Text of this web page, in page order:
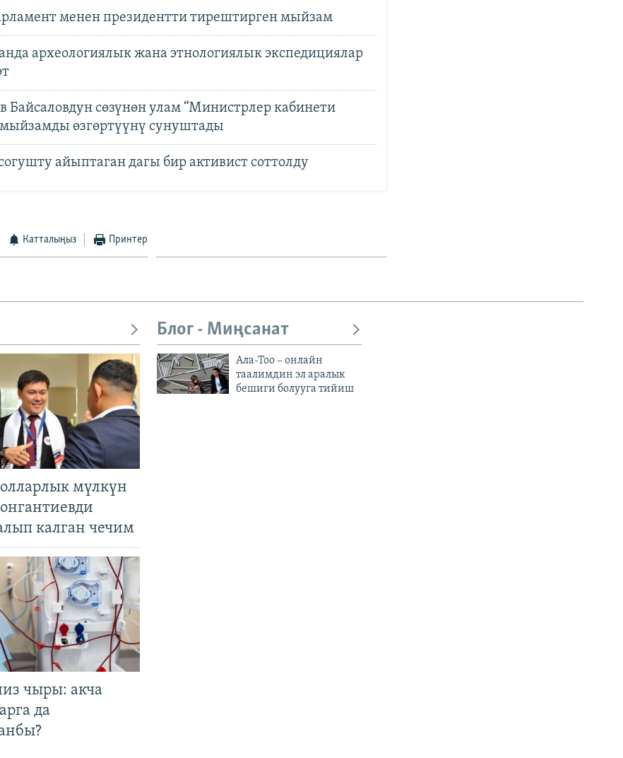
менен президентти тирештирген мыйзам
археологиялык жана этнологиялык экспедициялар
Байсаловдун сөзүнөн улам “Министрлер кабинети
өзгөртүүнү сунуштады
айыптаган дагы бир активист соттолду
Катталыңыз Принтер
мүлкүн
калган чечим
чыры: акча
да
Блог - Миңсанат
Ала-Тоо – онлайн
таалимдин эл аралык
бешиги болууга тийиш